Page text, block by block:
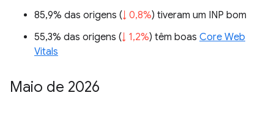
85,9% das origens (↓ 0,8%) tiveram um INP bom
55,3% das origens (↓ 1,2%) têm boas Core Web
Vitals
Maio de 2026